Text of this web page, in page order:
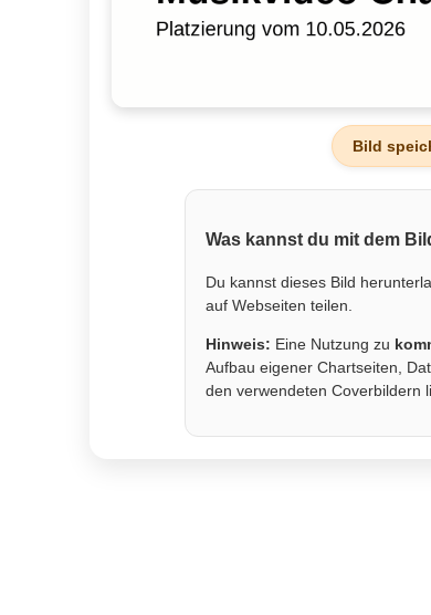
Bild
Was kannst du mit dem
Du kannst dieses Bild
auf Webseiten teilen.
Hinweis: Eine Nutzung zu
Aufbau eigener Chartseiten,
den verwendeten Coverbildern